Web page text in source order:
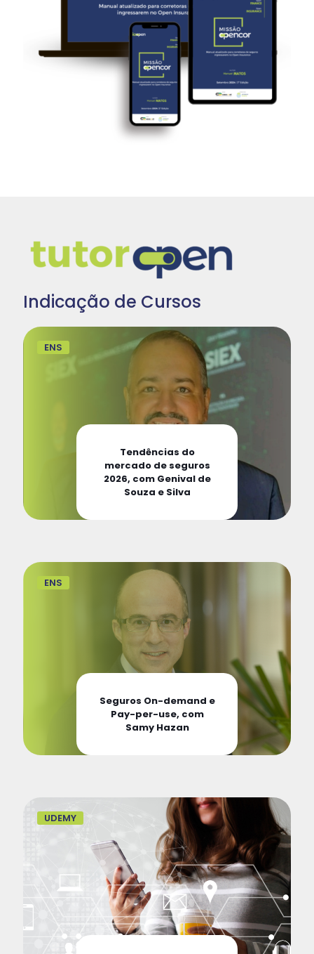
Indicação de Cursos
ENS
Tendências do
mercado de seguros
2026, com Genival de
Souza e Silva
ENS
Seguros On-demand e
Pay-per-use, com
Samy Hazan
UDEMY